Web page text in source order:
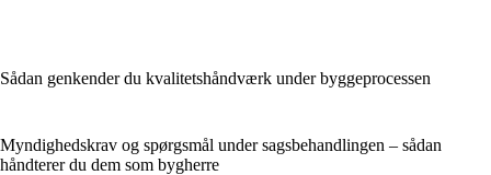
Sådan genkender du kvalitets­håndværk under byggeprocessen
Myndighedskrav og spørgsmål under sagsbehandlingen – sådan
håndterer du dem som bygherre